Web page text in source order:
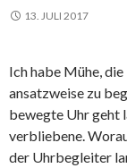
13. JULI 2017
Ich habe Mühe,
ansatzweise zu
bewegte Uhr geht
verbliebene.
der Uhrbegleiter